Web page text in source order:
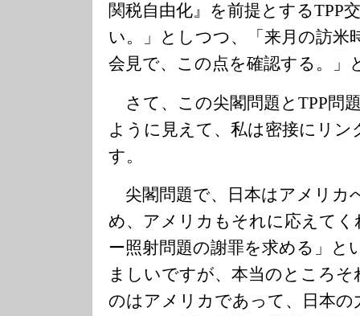
関税自由化』を前提とするTPP
い。」としつつ、「来月の訪米
会見で、この点を確認する。」
さて、この尖閣問題とTPP問
ように見えて、私は密接にリ
す。
尖閣問題で、日本はアメリカ
め、アメリカもそれに応えて
ー照射問題の謝罪を求める」と
ましいですが、本当のところ
のはアメリカであって、日本